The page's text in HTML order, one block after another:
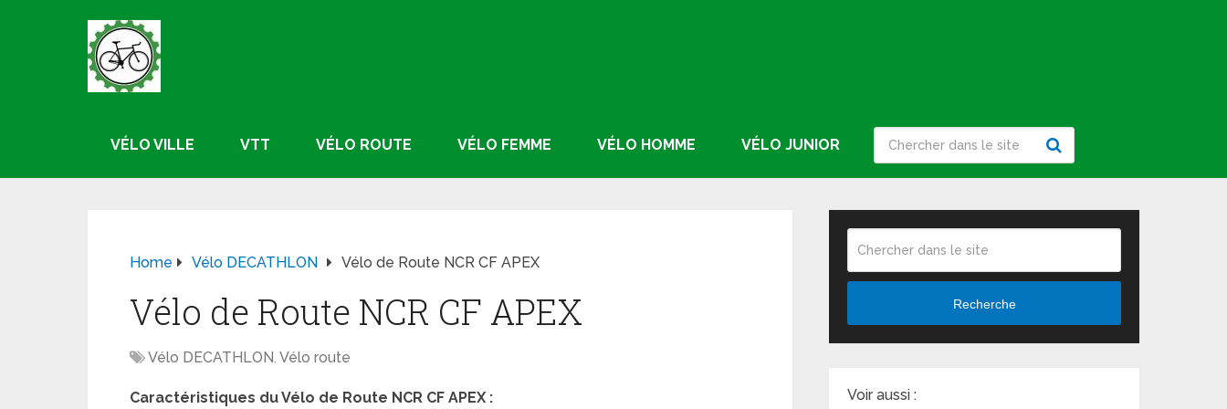
VÉLO VILLE VTT VÉLO ROUTE VÉLO FEMME VÉLO HOMME VÉLO JUNIOR
Home Vélo DECATHLON Vélo de Route NCR CF APEX
Vélo de Route NCR CF APEX
Vélo DECATHLON, Vélo route
Caractéristiques du Vélo de Route NCR CF APEX :
Recherche
Voir aussi :